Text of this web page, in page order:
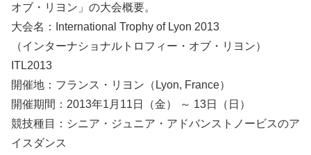
オブ・リヨン」の大会概要。
大会名：International Trophy of Lyon 2013
（インターナショナルトロフィー・オブ・リヨン）
ITL2013
開催地：フランス・リヨン（Lyon, France）
開催期間：2013年1月11日（金） ～ 13日（日）
競技種目：シニア・ジュニア・アドバンストノービスのア
イスダンス